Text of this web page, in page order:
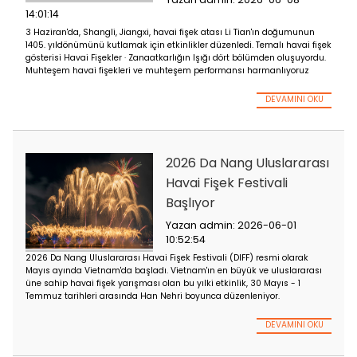
Japonya ve İtalya
Çatışması
Yazan admin: 2026-
2026) üçüncü yarışma gecesi, "Kültür" teması altında Han
Mayıs'tan 11 Temmuz'a kadar sürecek
Shangli'de İbadet
ve Havai Fişek
Düzenlendi